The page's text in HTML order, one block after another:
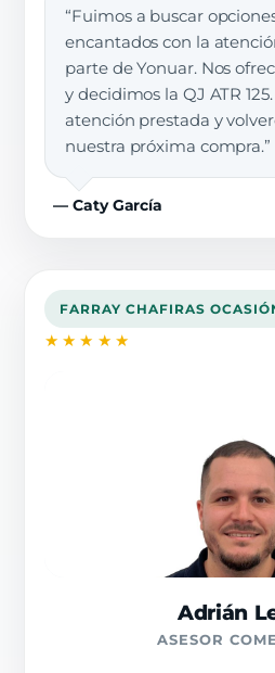
“Fuimos a buscar
encantados con la
parte de Yonuar. Nos
y decidimos la QJ ATR
atención prestada y
nuestra próxima compra.”
— Caty García
FARRAY CHAFIRAS
★★★★★
Adrián
ASESOR